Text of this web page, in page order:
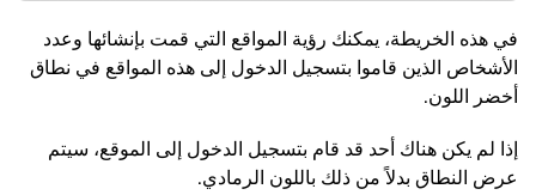
في هذه الخريطة، يمكنك رؤية المواقع التي قمت بإنشائها وعدد
الأشخاص الذين قاموا بتسجيل الدخول إلى هذه المواقع في نطاق
أخضر اللون.
إذا لم يكن هناك أحد قد قام بتسجيل الدخول إلى الموقع، سيتم
عرض النطاق بدلاً من ذلك باللون الرمادي.